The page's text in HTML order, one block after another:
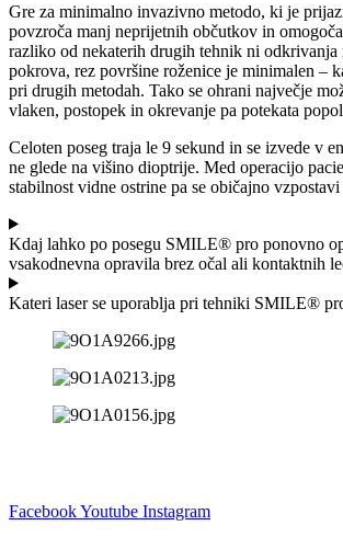
Gre za minimalno invazivno metodo, ki je
povzroča manj neprijetnih občutkov in
razliko od nekaterih drugih tehnik ni odkrivanja
pokrova, rez površine roženice je minimalen –
pri drugih metodah. Tako se ohrani največje
vlaken, postopek in okrevanje pa potekata
Celoten poseg traja le 9 sekund in se izvede v
ne glede na višino dioptrije. Med operacijo
stabilnost vidne ostrine pa se običajno
Kdaj lahko po posegu SMILE® pro ponovno
vsakodnevna opravila brez očal ali kontaktnih
Kateri laser se uporablja pri tehniki SMILE®
FacebookYoutube Instagram